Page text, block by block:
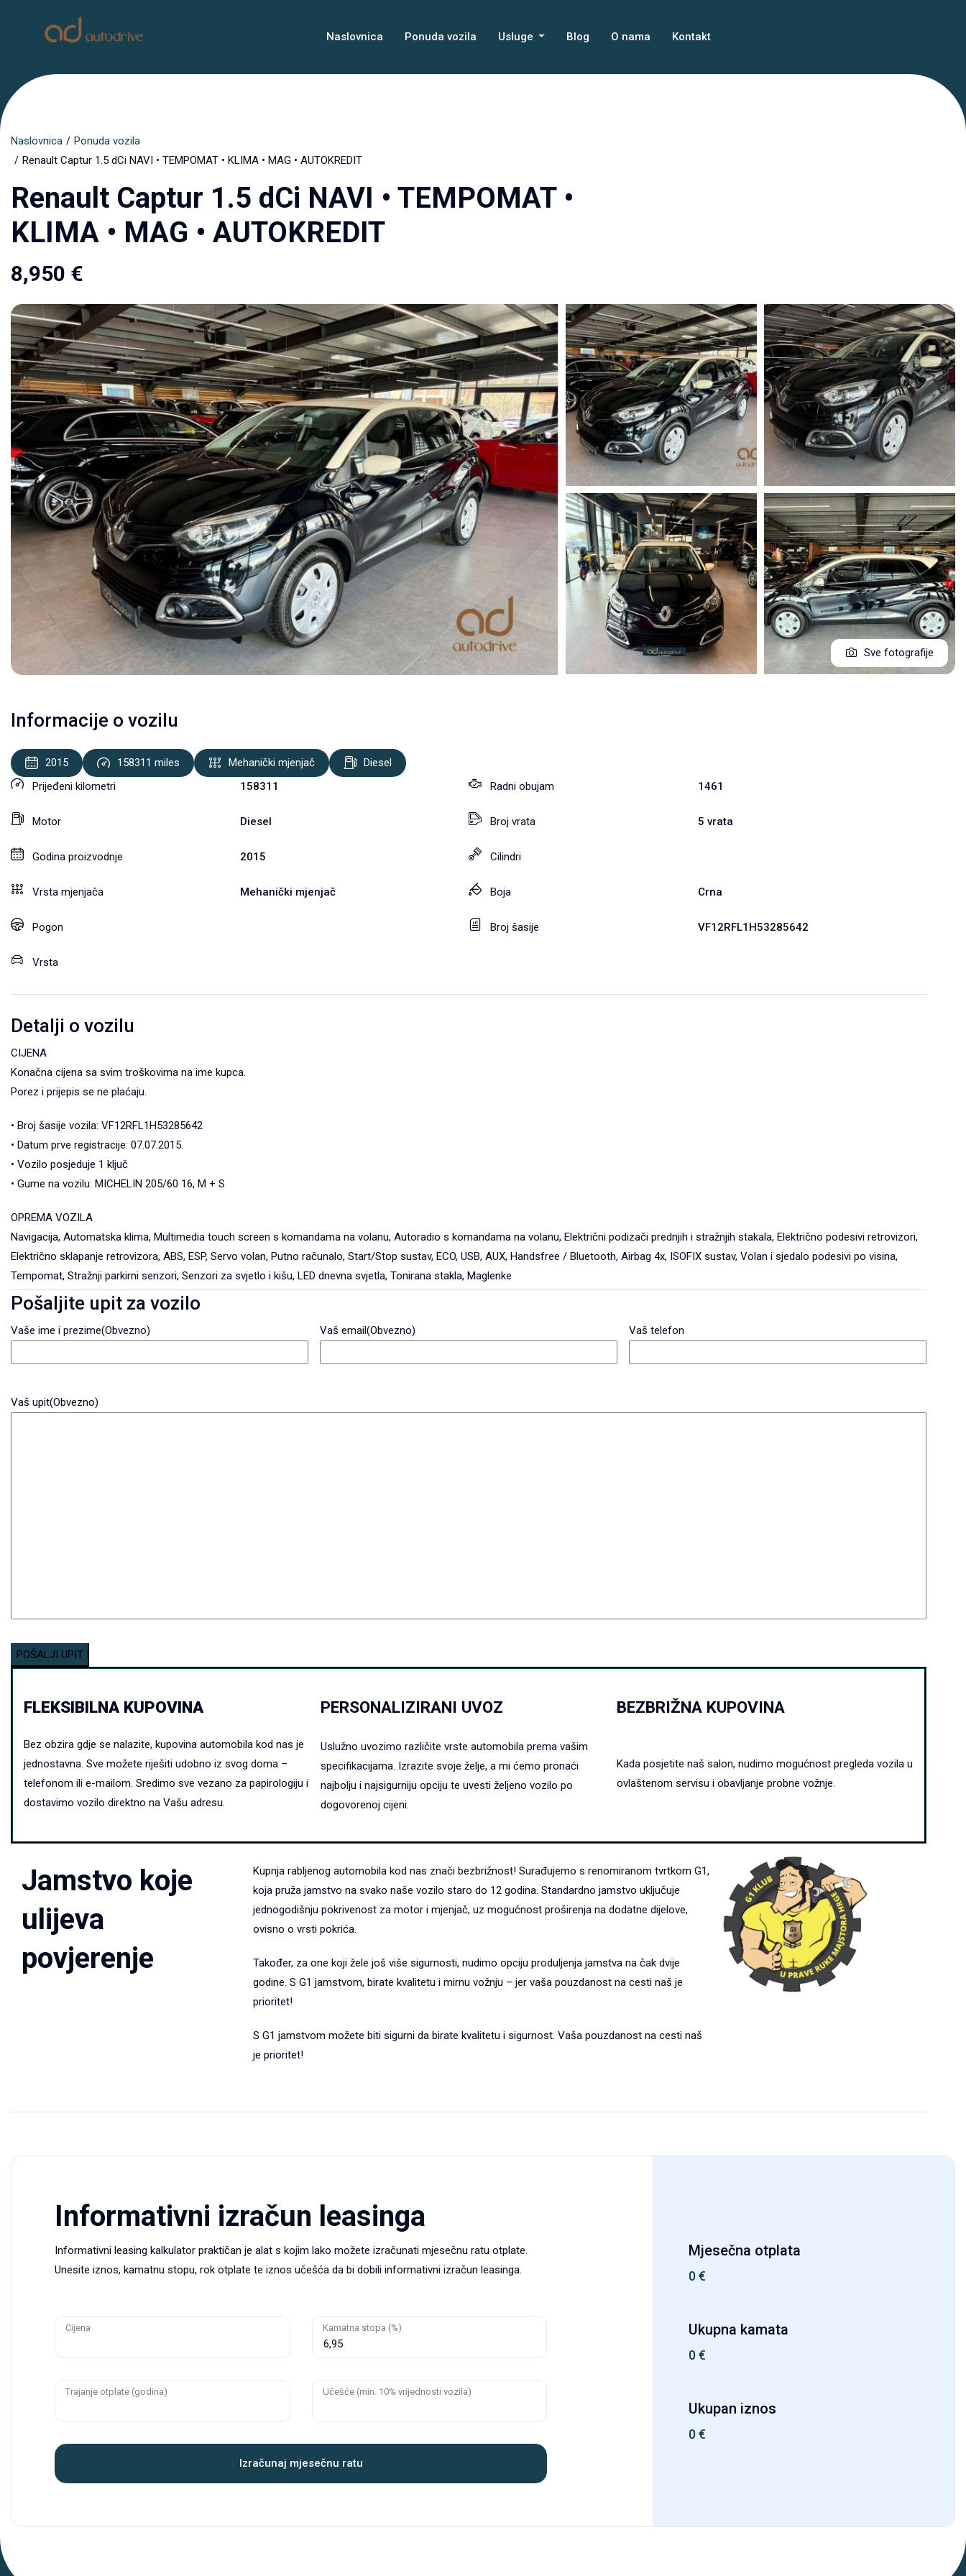
Naslovnica Ponuda vozila Usluge Blog O nama Kontakt
Naslovnica
Ponuda vozila
Renault Captur 1.5 dCi NAVI • TEMPOMAT • KLIMA • MAG • AUTOKREDIT
Renault Captur 1.5 dCi NAVI • TEMPOMAT •
KLIMA • MAG • AUTOKREDIT
8,950 €
Sve fotografije
Informacije o vozilu
2015 158311 miles Mehanički mjenjač
Diesel
Prijeđeni kilometri
158311
Motor Diesel
Godina proizvodnje 2015
Vrsta mjenjača Mehanički mjenjač
Pogon
Vrsta
Radni obujam 1461
Broj vrata 5 vrata
Cilindri
Boja Crna
Broj šasije VF12RFL1H53285642
Detalji o vozilu
CIJENA
Konačna cijena sa svim troškovima na ime kupca.
Porez i prijepis se ne plaćaju.
• Broj šasije vozila: VF12RFL1H53285642
• Datum prve registracije: 07.07.2015.
• Vozilo posjeduje 1 ključ
• Gume na vozilu: MICHELIN 205/60 16, M + S
OPREMA VOZILA
Navigacija, Automatska klima, Multimedia touch screen s komandama na volanu, Autoradio s komandama na volanu, Električni podizači prednjih i stražnjih stakala, Električno podesivi retrovizori,
Električno sklapanje retrovizora, ABS, ESP, Servo volan, Putno računalo, Start/Stop sustav, ECO, USB, AUX, Handsfree / Bluetooth, Airbag 4x, ISOFIX sustav, Volan i sjedalo podesivi po visina,
Tempomat, Stražnji parkirni senzori, Senzori za svjetlo i kišu, LED dnevna svjetla, Tonirana stakla, Maglenke
Pošaljite upit za vozilo
Vaše ime i prezime(Obvezno) Vaš email(Obvezno) Vaš telefon
Vaš upit(Obvezno)
FLEKSIBILNA KUPOVINA
Bez obzira gdje se nalazite, kupovina automobila kod nas je
jednostavna. Sve možete riješiti udobno iz svog doma –
telefonom ili e-mailom. Sredimo sve vezano za papirologiju i
dostavimo vozilo direktno na Vašu adresu.
PERSONALIZIRANI UVOZ
Uslužno uvozimo različite vrste automobila prema vašim
specifikacijama. Izrazite svoje želje, a mi ćemo pronaći
najbolju i najsigurniju opciju te uvesti željeno vozilo po
dogovorenoj cijeni.
BEZBRIŽNA KUPOVINA
Kada posjetite naš salon, nudimo mogućnost pregleda vozila u
ovlaštenom servisu i obavljanje probne vožnje.
Jamstvo koje
ulijeva
povjerenje
Kupnja rabljenog automobila kod nas znači bezbrižnost! Surađujemo s renomiranom tvrtkom G1,
koja pruža jamstvo na svako naše vozilo staro do 12 godina. Standardno jamstvo uključuje
jednogodišnju pokrivenost za motor i mjenjač, uz mogućnost proširenja na dodatne dijelove,
ovisno o vrsti pokrića.
Također, za one koji žele još više sigurnosti, nudimo opciju produljenja jamstva na čak dvije
godine. S G1 jamstvom, birate kvalitetu i mirnu vožnju – jer vaša pouzdanost na cesti naš je
prioritet!
S G1 jamstvom možete biti sigurni da birate kvalitetu i sigurnost. Vaša pouzdanost na cesti naš
je prioritet!
Informativni izračun leasinga
Informativni leasing kalkulator praktičan je alat s kojim lako možete izračunati mjesečnu ratu otplate.
Unesite iznos, kamatnu stopu, rok otplate te iznos učešća da bi dobili informativni izračun leasinga.
Cijena Kamatna stopa (%)
Trajanje otplate (godina) Učešće (min. 10% vrijednosti vozila)
Izračunaj mjesečnu ratu
Mjesečna otplata
0€
Ukupna kamata
0€
Ukupan iznos
0€